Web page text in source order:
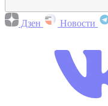
Дзен Новости